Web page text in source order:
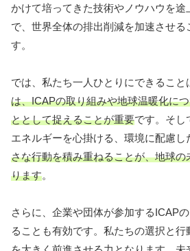
かけて培ってきた技術やノウハウを途
で、世界全体の排出削減を加速させる
す。
では、私たち一人ひとりにできること
は、ICAPの取り組みや地球温暖化に
ととして捉えることが重要です。そし
エネルギーを心掛ける、環境に配慮し
さな行動を積み重ねることが、地球
ります。
さらに、企業や団体が参加するICAP
ることも有効です。私たちの選択と